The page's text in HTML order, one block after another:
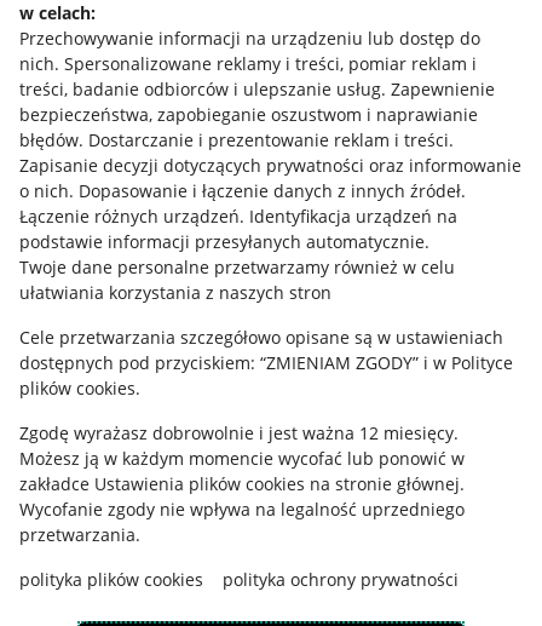
w celach:
Przechowywanie informacji na urządzeniu lub dostęp do
nich. Spersonalizowane reklamy i treści, pomiar reklam i
treści, badanie odbiorców i ulepszanie usług. Zapewnienie
bezpieczeństwa, zapobieganie oszustwom i naprawianie
błędów. Dostarczanie i prezentowanie reklam i treści.
Zapisanie decyzji dotyczących prywatności oraz informowanie
o nich. Dopasowanie i łączenie danych z innych źródeł.
Łączenie różnych urządzeń. Identyfikacja urządzeń na
podstawie informacji przesyłanych automatycznie.
Twoje dane personalne przetwarzamy również w celu
ułatwiania korzystania z naszych stron
Cele przetwarzania szczegółowo opisane są w ustawieniach
dostępnych pod przyciskiem: “ZMIENIAM ZGODY” i w Polityce
plików cookies.
Zgodę wyrażasz dobrowolnie i jest ważna 12 miesięcy.
Możesz ją w każdym momencie wycofać lub ponowić w
zakładce Ustawienia plików cookies na stronie głównej.
Wycofanie zgody nie wpływa na legalność uprzedniego
przetwarzania.
polityka plików cookies
polityka ochrony prywatności
Allegro Gadane dla sprzedających
Allegro Gadane dla kupujących
Mapa miejscowości
Informacje prawne
Regulamin
Polityka plików "cookies"
Ustawienia plików "cookies"
Udostępnianie lokalizacji
Informacje dla Aktu o Usługach Cyfrowych
Pobierz aplikację